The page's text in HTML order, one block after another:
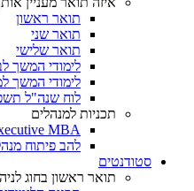
תואר ראשון
תואר שני
תואר שלישי
לימודי המשך
לימודי המשך
לוח שנה"ל
תכניות למנהלים
MBA
להב פיתוח
סטודנטים
תואר ראשון בחוג